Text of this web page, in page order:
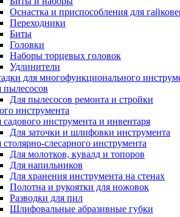
Оснастка и приспособления для
Переходники
Биты
Головки
Наборы торцевых головок
Удлинители
для многофункционального
пылесосов
Для пылесосов ремонта и стройки
инструмента
садового инструмента и инвентаря
Для заточки и шлифовки инструмента
столярно-слесарного инструмента
Для молотков, кувалд и топоров
Для напильников
Для хранения инструмента на стенах
Полотна и рукоятки для ножовок
Разводки для пил
Шлифовальные абразивные губки